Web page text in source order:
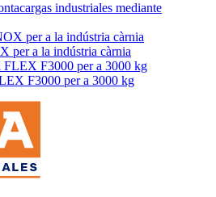
industriales mediante
per a la indústria càrnia
F3000 per a 3000 kg